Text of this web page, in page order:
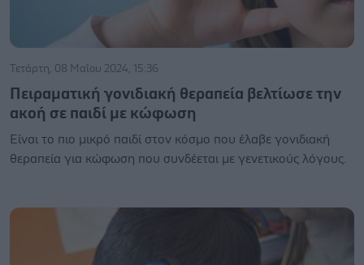
Τετάρτη, 08 Μαΐου 2024, 15:36
Πειραματική γονιδιακή θεραπεία βελτίωσε την
ακοή σε παιδί με κώφωση
Είναι το πιο μικρό παιδί στον κόσμο που έλαβε γονιδιακή
θεραπεία για κώφωση που συνδέεται με γενετικούς λόγους.